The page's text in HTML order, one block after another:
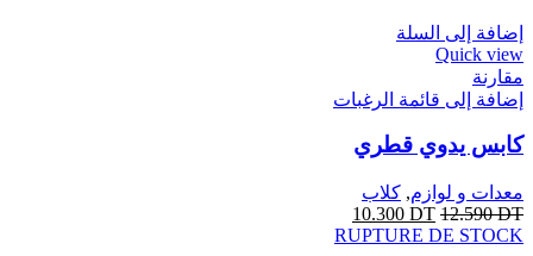
إضافة إلى السلة
Quick view
مقارنة
إضافة إلى قائمة الرغبات
كابس يدوي قطري
معدات و لوازم, كلاب
12.590DT
10.300 DT
RUPTURE DE STOCK